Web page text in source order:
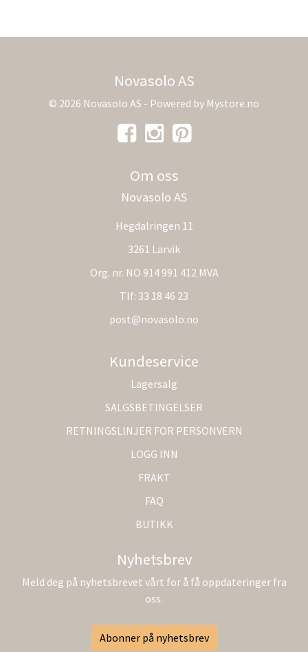
Novasolo AS
© 2026 Novasolo AS - Powered by Mystore.no
Om oss
Novasolo AS
Hegdalringen 11
3261 Larvik
Org. nr. NO 914 991 412 MVA
Tlf: 33 18 46 23
post@novasolo.no
Kundeservice
Lagersalg
SALGSBETINGELSER
RETNINGSLINJER FOR PERSONVERN
LOGG INN
FRAKT
FAQ
BUTIKK
Nyhetsbrev
Meld deg på nyhetsbrevet vårt for å få oppdateringer fra
oss.
Abonner på nyhetsbrev